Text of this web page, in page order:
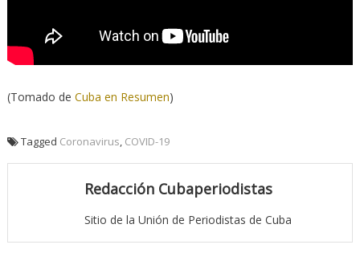
(Tomado de Cuba en Resumen)
Tagged Coronavirus COVID-19
Redacción Cubaperiodistas
Sitio de la Unión de Periodistas de Cuba